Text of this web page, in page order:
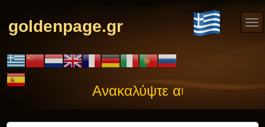
goldenpage.gr
Ανακαλύψτε αυτό που